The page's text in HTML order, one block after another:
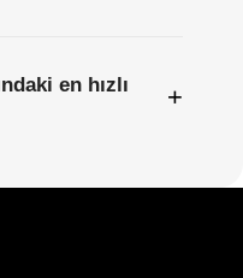
en hızlı
+